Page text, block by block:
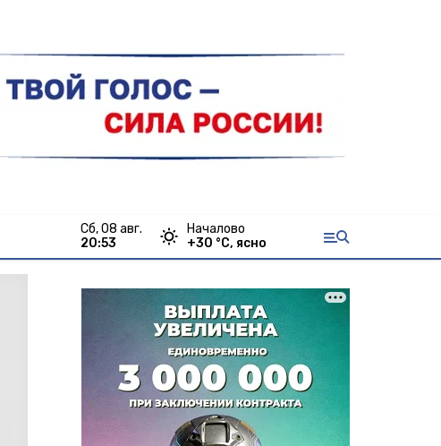
сб, 08 авг.
20:53
Началово
+30 °С, ясно